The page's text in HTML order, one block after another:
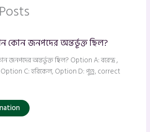
কোন জনপদের অন্তর্ভূক্ত ছিল?
জনপদের অন্তর্ভূক্ত ছিল? Option A: বরেন্দ্র ,
C: হরিকেল, Option D: পুণ্ড্র, correct